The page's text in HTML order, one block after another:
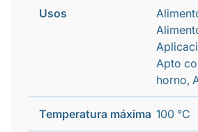
Usos
Apto
horno,
Temperatura máxima 100 °C